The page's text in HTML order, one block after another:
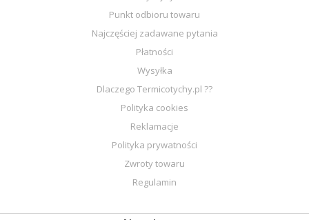
Punkt odbioru towaru
Najczęściej zadawane pytania
Płatności
Wysyłka
Dlaczego Termicotychy.pl ??
Polityka cookies
Reklamacje
Polityka prywatności
Zwroty towaru
Regulamin